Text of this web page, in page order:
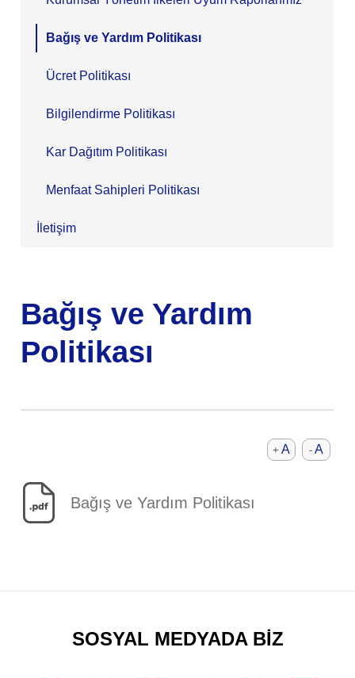
Bağış ve Yardım Politikası
Ücret Politikası
Bilgilendirme Politikası
Kar Dağıtım Politikası
Menfaat Sahipleri Politikası
İletişim
Bağış ve Yardım
Politikası
-A
+ A
Bağış ve Yardım Politikası
SOSYAL MEDYADA BİZ